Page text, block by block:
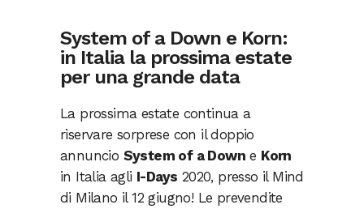
System of a Down e Korn:
in Italia la prossima estate
per una grande data
La prossima estate continua a
riservare sorprese con il doppio
annuncio System of a Down e Korn
in Italia agli I-Days 2020, presso il Mind
di Milano il 12 giugno! Le prevendite